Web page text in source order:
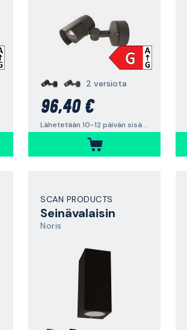
2 versiota
96,40 €
Lähetetään 10-12 päivän sisällä
SCAN PRODUCTS
Seinävalaisin
Noris